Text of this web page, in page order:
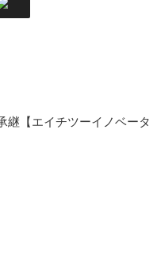
継【エイチツーイノベータ